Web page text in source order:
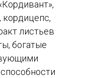
листьев
богатые